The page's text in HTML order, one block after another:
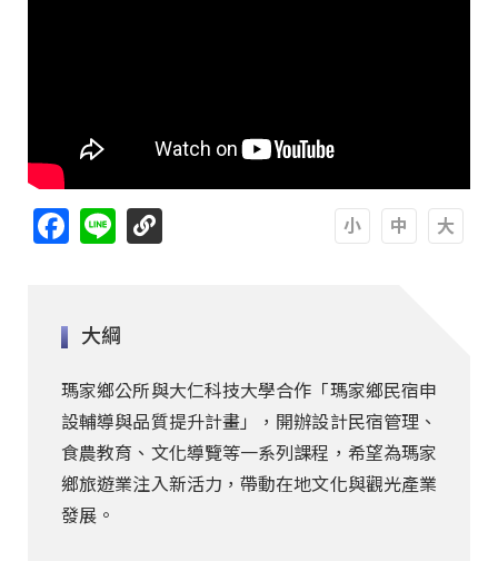
Facebook
Line
大綱
瑪家鄉公所與大仁科技大學合作「瑪家鄉民宿申
設輔導與品質提升計畫」，開辦設計民宿管理、
食農教育、文化導覽等一系列課程，希望為瑪家
鄉旅遊業注入新活力，帶動在地文化與觀光產業
發展。